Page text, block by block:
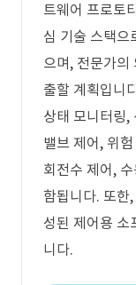
트웨어 프로토
심 기술 스택
으며, 전문가의
출할 계획입니
상태 모니터링,
밸브 제어, 위
회전수 제어,
함됩니다. 또한
성된 제어용 소
니다.